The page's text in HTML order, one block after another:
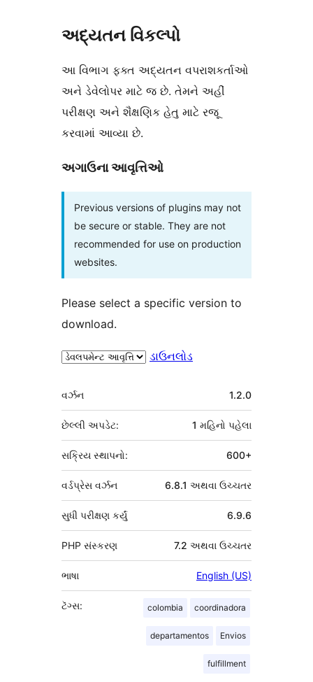
અદ્યતન વિકલ્પો
આ વિભાગ ફક્ત અદ્યતન વપરાશકર્તાઓ
અને ડેવેલોપર માટે જ છે. તેમને અહીં
પરીક્ષણ અને શૈક્ષણિક હેતુ માટે રજૂ
કરવામાં આવ્યા છે.
અગાઉના આવૃત્તિઓ
Previous versions of plugins may not
be secure or stable. They are not
recommended for use on production
websites.
Please select a specific version to
download.
ડાઉનલોડ
મેટા
વર્ઝન 1.2.0
છેલ્લી અપડેટ: 1 મહિનો પહેલા
સક્રિય સ્થાપનો: 600+
વર્ડપ્રેસ વર્ઝન 6.8.1 અથવા ઉચ્ચતર
6.9.6
સુધી પરીક્ષણ કર્યું
PHP સંસ્કરણ 7.2 અથવા ઉચ્ચતર
ભાષા English (US)
ટૅગ્સ: colombia coordinadora
departamentos Envios
fulfillment